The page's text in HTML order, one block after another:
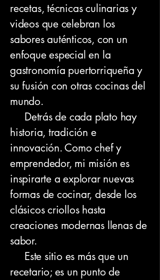
recetas, técnicas culinarias y
videos que celebran los
sabores auténticos, con un
enfoque especial en la
gastronomía puertorriqueña y
su fusión con otras cocinas del
mundo.
Detrás de cada plato hay
historia, tradición e
innovación. Como chef y
emprendedor, mi misión es
inspirarte a explorar nuevas
formas de cocinar, desde los
clásicos criollos hasta
creaciones modernas llenas de
sabor.
Este sitio es más que un
recetario; es un punto de